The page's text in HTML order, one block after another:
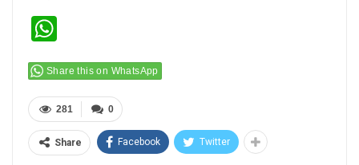
Share this on WhatsApp
0
281
Share Facebook Twitter